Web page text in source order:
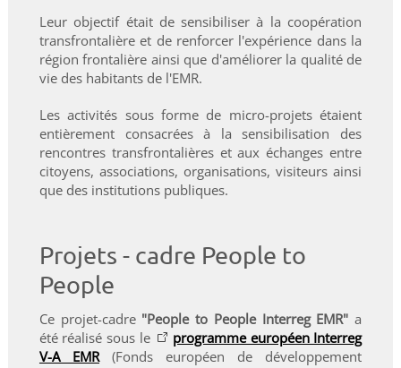
Leur objectif était de sensibiliser à la coopération
transfrontalière et de renforcer l'expérience dans la
région frontalière ainsi que d'améliorer la qualité de
vie des habitants de l'EMR.
Les activités sous forme de micro-projets étaient
entièrement consacrées à la sensibilisation des
rencontres transfrontalières et aux échanges entre
citoyens, associations, organisations, visiteurs ainsi
que des institutions publiques.
Projets - cadre People to
People
Ce projet-cadre "People to People Interreg EMR"a
été réalisé sous le
programme européen Interreg
V-A EMR
(Fonds européen de développement